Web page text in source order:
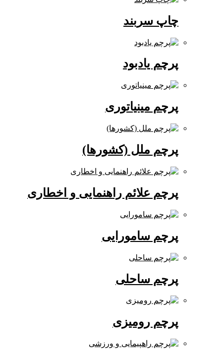
چاپ سربند
پرچم یادبود
پرچم مینیاتوری
پرچم ملل (کشورها)
پرچم علائم راهنمایی و اخطاری
پرچم سامورایی
پرچم ساحلی
پرچم رومیزی